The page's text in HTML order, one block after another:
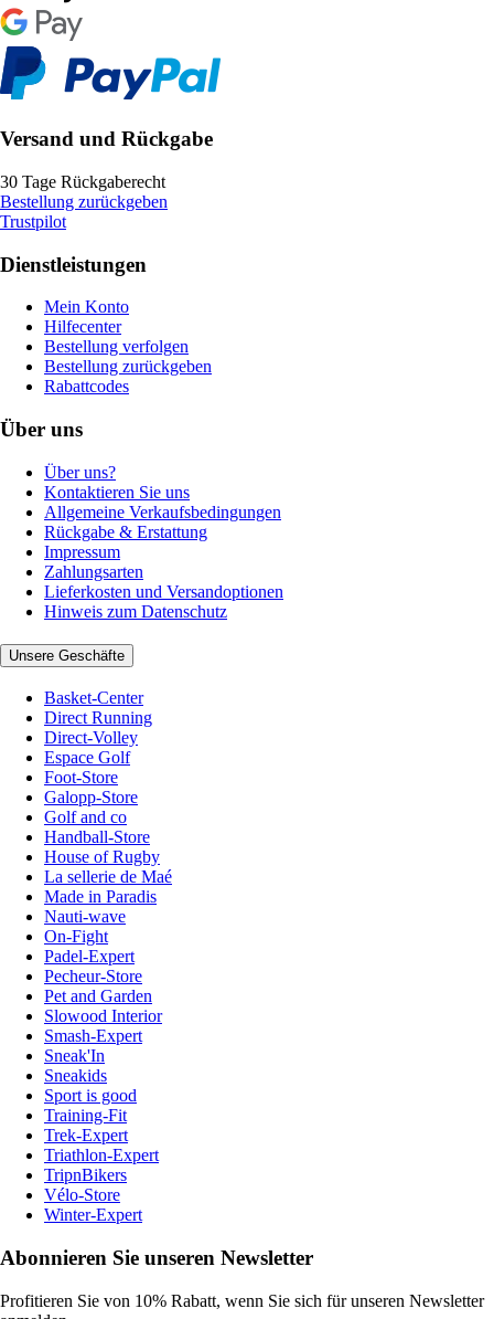
Versand und Rückgabe
30 Tage Rückgaberecht
Bestellung zurückgeben
Trustpilot
Dienstleistungen
Mein Konto
Hilfecenter
Bestellung verfolgen
Bestellung zurückgeben
Rabattcodes
Über uns
Über uns?
Kontaktieren Sie uns
Allgemeine Verkaufsbedingungen
Rückgabe & Erstattung
Impressum
Zahlungsarten
Lieferkosten und Versandoptionen
Hinweis zum Datenschutz
Unsere Geschäfte
Basket-Center
Direct Running
Direct-Volley
Espace Golf
Foot-Store
Galopp-Store
Golf and co
Handball-Store
House of Rugby
La sellerie de Maé
Made in Paradis
Nauti-wave
On-Fight
Padel-Expert
Pecheur-Store
Pet and Garden
Slowood Interior
Smash-Expert
Sneak'In
Sneakids
Sport is good
Training-Fit
Trek-Expert
Triathlon-Expert
TripnBikers
Vélo-Store
Winter-Expert
Abonnieren Sie unseren Newsletter
Profitieren Sie von 10% Rabatt, wenn Sie sich für unseren Newsletter